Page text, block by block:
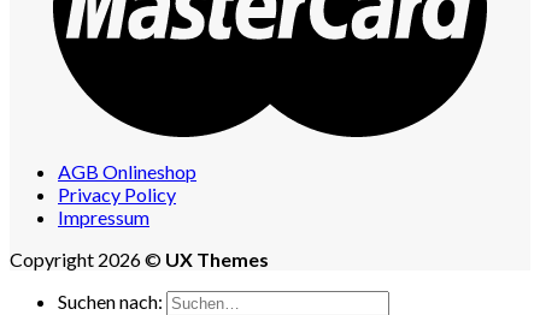
AGB Onlineshop
Privacy Policy
Impressum
Copyright 2026 © UX Themes
Suchen nach: